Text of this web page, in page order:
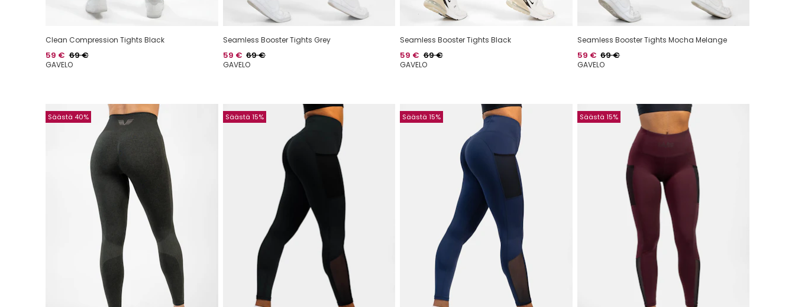
Clean Compression Tights Black
Hinta
59 € Normaalihinta
69 €
GAVELO
Seamless Booster Tights Grey
Hinta
59 € Normaalihinta
69 €
GAVELO
Seamless Booster Tights Black
Hinta
59 € Normaalihinta
69 €
GAVELO
Seamless Booster Tights Mocha Melange
Hinta
59 € Normaalihinta
69 €
GAVELO
Säästä 40% Säästä 15% Säästä 15% Säästä 15%